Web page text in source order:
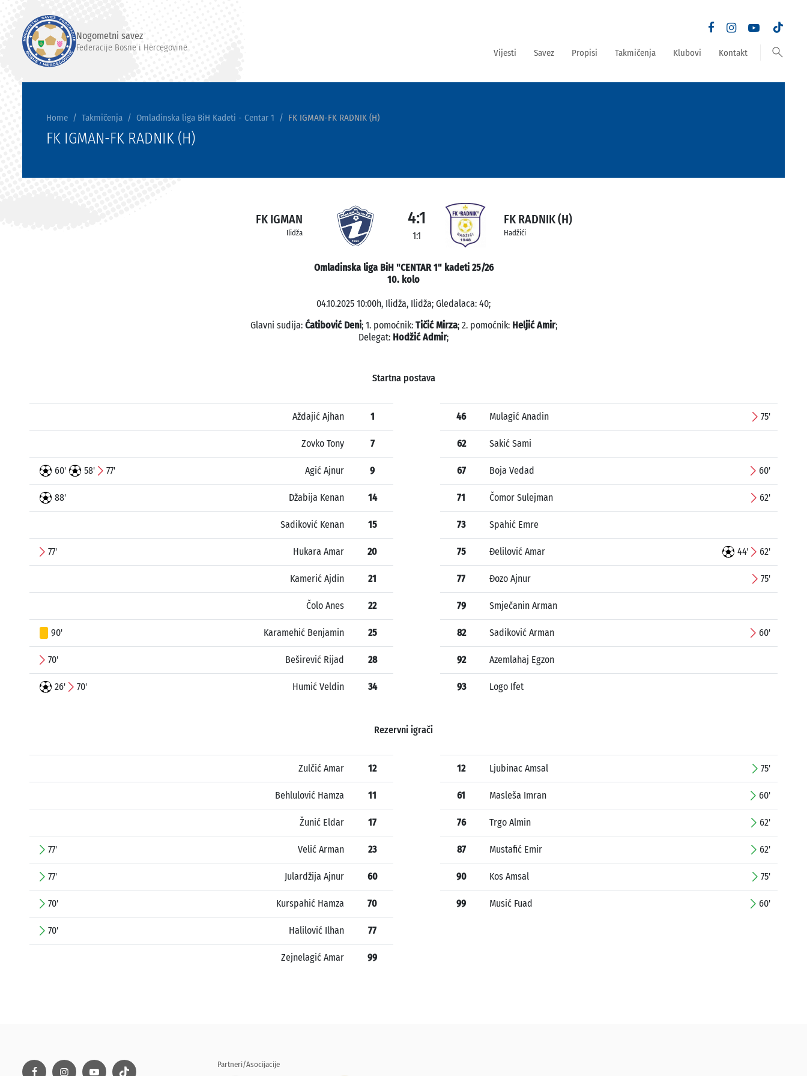
Nogometni savez
Federacije Bosne i Hercegovine Vijesti Savez Propisi Takmičenja Klubovi Kontakt search
Home Takmičenja Omladinska liga BiH Kadeti - Centar 1 FK IGMAN-FK RADNIK (H)
FK IGMAN-FK RADNIK (H)
FK IGMAN
Ilidža
4:1
1:1
FK RADNIK (H)
Hadžići
Omladinska liga BiH "CENTAR 1" kadeti 25/26
10. kolo
04.10.2025 10:00h, Ilidža, Ilidža; Gledalaca: 40;
Glavni sudija: Ćatibović Deni; 1. pomoćnik: Tičić Mirza; 2. pomoćnik: Heljić Amir;
Delegat: Hodžić Admir;
Startna postava
Aždajić Ajhan 1
Zovko Tony 7
60' 58' 77' Agić Ajnur 9
88' Džabija Kenan 14
Sadiković Kenan 15
77' Hukara Amar 20
Kamerić Ajdin 21
Čolo Anes 22
90' Karamehić Benjamin 25
70' Beširević Rijad 28
26' 70' Humić Veldin 34
46 Mulagić Anadin 75'
62 Sakić Sami
67 Boja Vedad 60'
71 Čomor Sulejman 62'
73 Spahić Emre
75 Đelilović Amar 44' 62'
77 Đozo Ajnur 75'
79 Smječanin Arman
82 Sadiković Arman 60'
92 Azemlahaj Egzon
93 Logo Ifet
Rezervni igrači
Zulčić Amar 12
Behlulović Hamza 11
Žunić Eldar 17
77' Velić Arman 23
77' Julardžija Ajnur 60
70' Kurspahić Hamza 70
70' Halilović Ilhan 77
Zejnelagić Amar 99
12 Ljubinac Amsal 75'
61 Masleša Imran 60'
76 Trgo Almin 62'
87 Mustafić Emir 62'
90 Kos Amsal 75'
99 Musić Fuad 60'
Partneri/Asocijacije